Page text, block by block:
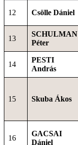
12 Csölle Dániel
13
SCHULMAN
Péter
14
PESTI
András
15 Skuba Ákos
16
GACSAI
Dániel